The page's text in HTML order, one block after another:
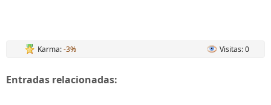
Karma:-3% Visitas: 0
Entradas relacionadas: